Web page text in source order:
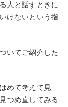
人と話すときに
けないという指
いてご紹介した
めて考えて見
つめ直してみる